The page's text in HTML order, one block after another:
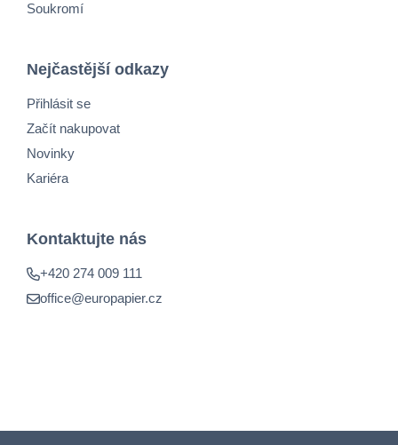
Soukromí
Nejčastější odkazy
Přihlásit se
Začít nakupovat
Novinky
Kariéra
Kontaktujte nás
+420 274 009 111
office@europapier.cz